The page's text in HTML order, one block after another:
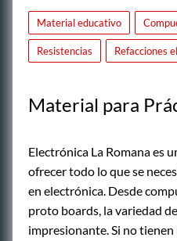
Material educativo
Resistencias Refacciones
Material para
Electrónica La Romana es
ofrecer todo lo que se
en electrónica. Desde
proto boards, la variedad
impresionante. Si no tienen